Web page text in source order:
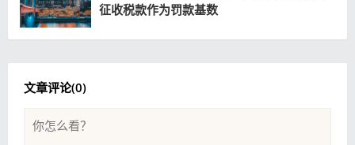
征收税款作为罚款基数
文章评论(0)